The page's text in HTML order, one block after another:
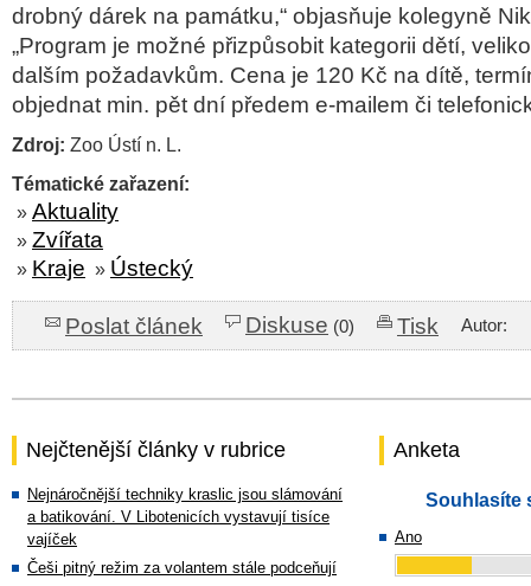
drobný dárek na památku,“ objasňuje kolegyně
„Program je možné přizpůsobit kategorii dětí,
dalším požadavkům. Cena je 120 Kč na dítě,
objednat min. pět dní předem e-mailem či
Zdroj: Zoo Ústí n. L.
Tématické zařazení:
» Aktuality
» Zvířata
» Kraje » Ústecký
Poslat článek Diskuse (0) Tisk Autor:
Nejčtenější články v rubrice
Nejnáročnější techniky kraslic jsou slámování
a batikování. V Libotenicích vystavují tisíce
vajíček
Češi pitný režim za volantem stále podceňují
Anketa
Souhlasíte
Ano